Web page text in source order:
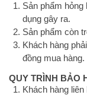
Sản phẩm
dụng gây ra.
Sản phẩm còn
Khách hàng
đồng mua hàng.
QUY TRÌNH BẢO
Khách hàng